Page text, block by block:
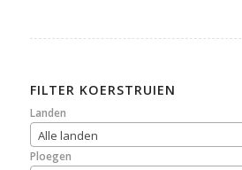
FILTER KOERSTRUIEN
Landen
Alle landen
Ploegen